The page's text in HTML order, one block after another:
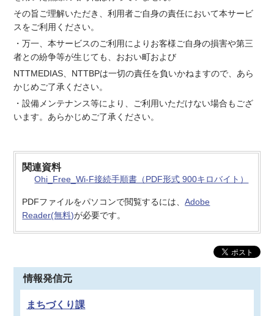
その旨ご理解いただき、利用者ご自身の責任において本サービ
スをご利用ください。
・万一、本サービスのご利用によりお客様ご自身の損害や第三
者との紛争等が生じても、おおい町および
NTTMEDIAS、NTTBPは一切の責任を負いかねますので、あら
かじめご了承ください。
・設備メンテナンス等により、ご利用いただけない場合もござ
います。あらかじめご了承ください。
関連資料
Ohi_Free_Wi-F接続手順書（PDF形式 900キロバイト）
PDFファイルをパソコンで閲覧するには、Adobe
Reader(無料)が必要です。
情報発信元
まちづくり課